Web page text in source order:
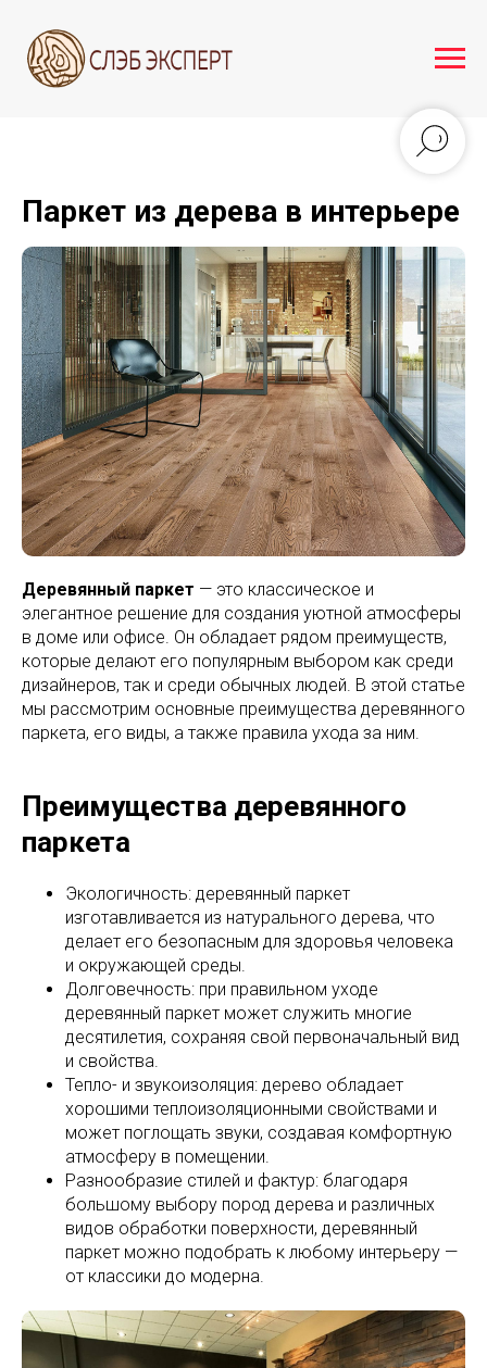
Паркет из дерева в интерьере
Деревянный паркет — это классическое и
элегантное решение для создания уютной атмосферы
в доме или офисе. Он обладает рядом преимуществ,
которые делают его популярным выбором как среди
дизайнеров, так и среди обычных людей. В этой статье
мы рассмотрим основные преимущества деревянного
паркета, его виды, а также правила ухода за ним.
Преимущества деревянного
паркета
Экологичность: деревянный паркет
изготавливается из натурального дерева, что
делает его безопасным для здоровья человека
и окружающей среды.
Долговечность: при правильном уходе
деревянный паркет может служить многие
десятилетия, сохраняя свой первоначальный вид
и свойства.
Тепло- и звукоизоляция: дерево обладает
хорошими теплоизоляционными свойствами и
может поглощать звуки, создавая комфортную
атмосферу в помещении.
Разнообразие стилей и фактур: благодаря
большому выбору пород дерева и различных
видов обработки поверхности, деревянный
паркет можно подобрать к любому интерьеру —
от классики до модерна.